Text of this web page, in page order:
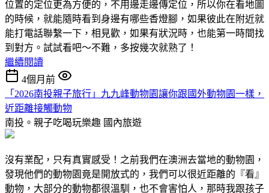
位置的定位更為方便的，不用邊走邊傳定位，所以你在看地圖
的時候，就能隨時看到身邊有哪些香燈腳，如果彼此在附近就
能打電話聯繫一下，相見歡，如果有狀況時，也能第一時間找
到對方。試試看吧～不難，多按幾次就熟了！
繼續閱讀
4個月前
「2026南投親子旅行」九九峰動物園讓你跟國外動物園一樣，
近距離接觸動物
南投。親子吃喝玩樂趣 國內旅遊
沒有業配，只有真實感受！之前我們在澳洲去當地的動物園，
發現他們的動物園竟是開放式的，我們可以很近距離的『看』
動物，大部分的動物都很溫馴，也不會害怕人，那時我跟孩子